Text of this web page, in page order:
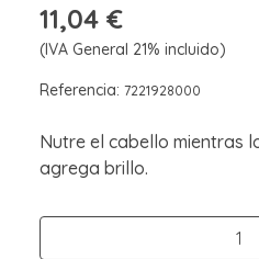
11,04 €
(IVA General 21% incluido)
Referencia: 7221928000
Nutre el cabello mientras
agrega brillo.